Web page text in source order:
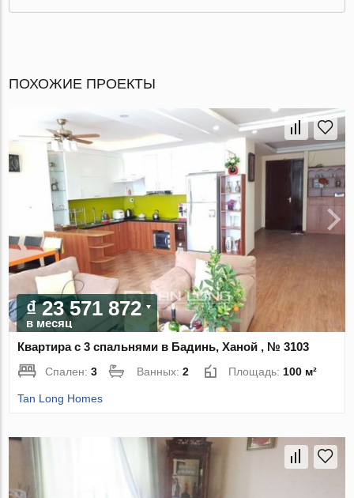
ПОХОЖИЕ ПРОЕКТЫ
₫ 23 571 872
в месяц
Квартира с 3 спальнями в Бадинь, Ханой , № 3103
Спален:3 Ванных:2 Площадь:100 м²
Tan Long Homes